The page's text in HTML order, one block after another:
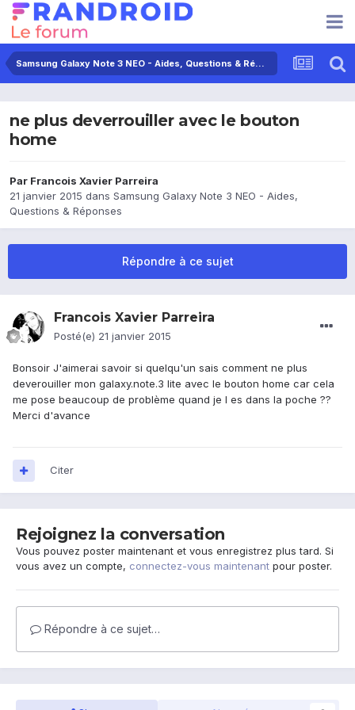
Samsung Galaxy Note 3 NEO - Aides, Questions & Réponses
ne plus deverrouiller avec le bouton
home
Par Francois Xavier Parreira
21 janvier 2015 dans Samsung Galaxy Note 3 NEO - Aides,
Questions & Réponses
Répondre à ce sujet
Francois Xavier Parreira
Posté(e) 21 janvier 2015
Bonsoir J'aimerai savoir si quelqu'un sais comment ne plus
deverouiller mon galaxy.note.3 lite avec le bouton home car cela
me pose beaucoup de problème quand je l es dans la poche ??
Merci d'avance
Citer
Rejoignez la conversation
Vous pouvez poster maintenant et vous enregistrez plus tard. Si
vous avez un compte, connectez-vous maintenant pour poster.
Répondre à ce sujet…